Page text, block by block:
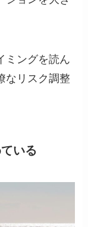
ミングを読ん
なリスク調整
いる